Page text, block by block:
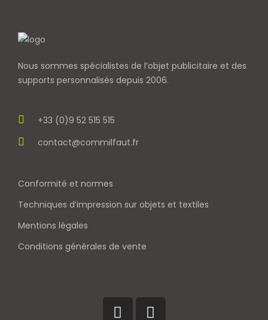
Nous sommes spécialistes de l’objet publicitaire et des
supports personnalisés depuis 2006.
+33 (0)9 52 515 515
contact@commilfaut.fr
Conformité et normes
Techniques d’impression sur objets et textiles
Mentions légales
Conditions générales de vente